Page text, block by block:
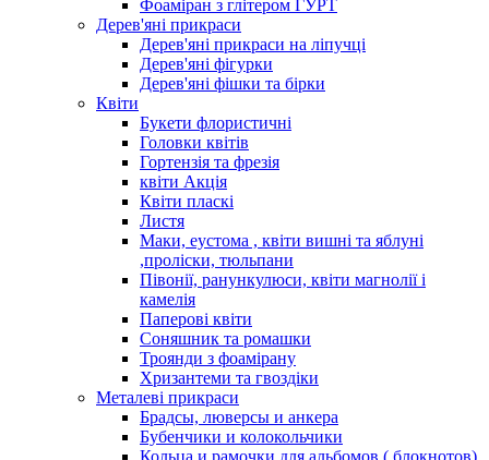
Фоаміран з глітером ГУРТ
Дерев'яні прикраси
Дерев'яні прикраси на ліпучці
Дерев'яні фігурки
Дерев'яні фішки та бірки
Квіти
Букети флористичні
Головки квітів
Гортензія та фрезія
квіти Акція
Квіти пласкі
Листя
Маки, еустома , квіти вишні та яблуні
,проліски, тюльпани
Півонії, ранункулюси, квіти магнолії і
камелія
Паперові квіти
Соняшник та ромашки
Троянди з фоамірану
Хризантеми та гвоздіки
Металеві прикраси
Брадсы, люверсы и анкера
Бубенчики и колокольчики
Кольца и рамочки для альбомов ( блокнотов)